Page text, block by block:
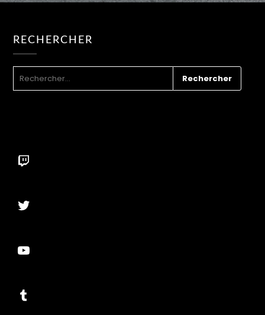
RECHERCHER
Twitch
Twitter
YouTube
Tumblr